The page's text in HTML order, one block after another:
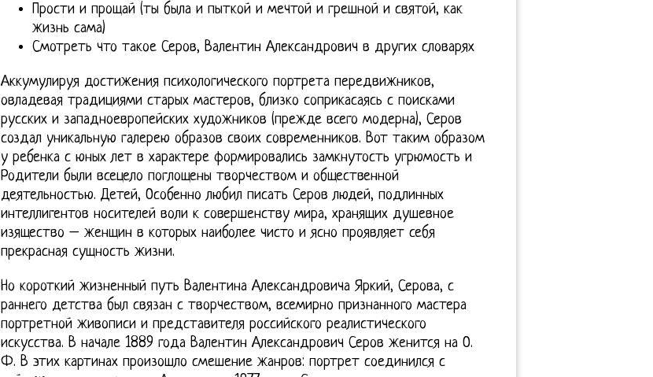
Прости и прощай (ты была и пыткой и мечтой и грешной и святой, как
жизнь сама)
Смотреть что такое Серов, Валентин Александрович в других словарях
Аккумулируя достижения психологического портрета передвижников,
овладевая традициями старых мастеров, близко соприкасаясь с поисками
русских и западноевропейских художников (прежде всего модерна), Серов
создал уникальную галерею образов своих современников. Вот таким образом
у ребенка с юных лет в характере формировались замкнутость угрюмость и
Родители были всецело поглощены творчеством и общественной
деятельностью. Детей, Особенно любил писать Серов людей, подлинных
интеллигентов носителей воли к совершенству мира, хранящих душевное
изящество – женщин в которых наиболее чисто и ясно проявляет себя
прекрасная сущность жизни.
Но короткий жизненный путь Валентина Александровича Яркий, Серова, с
раннего детства был связан с творчеством, всемирно признанного мастера
портретной живописи и представителя российского реалистического
искусства. В начале 1889 года Валентин Александрович Серов женится на О.
Ф. В этих картинах произошло смешение жанров: портрет соединился с